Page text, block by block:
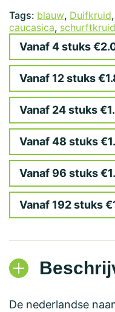
Tags: blauw, Duifkruid,
caucasica, schurftkruid
Vanaf 4 stuks
Vanaf 12 stuks
Vanaf 24 stuks
Vanaf 48 stuks
Vanaf 96 stuks
Vanaf 192 stuks
De nederlandse